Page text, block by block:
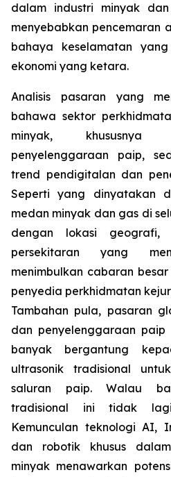
dalam industri minyak
menyebabkan pencemaran
bahaya keselamatan
ekonomi yang ketara.
Analisis pasaran yang
bahawa sektor
minyak, khususnya
penyelenggaraan paip,
trend pendigitalan dan
Seperti yang dinyatakan
medan minyak dan gas di
dengan lokasi
persekitaran yang
menimbulkan cabaran
penyedia perkhidmatan
Tambahan pula, pasaran
dan penyelenggaraan paip
banyak bergantung
ultrasonik tradisional
saluran paip. Walau
tradisional ini tidak
Kemunculan teknologi AI,
dan robotik khusus
minyak menawarkan